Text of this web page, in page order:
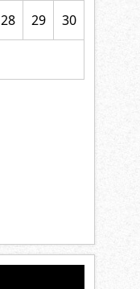
28 29 30